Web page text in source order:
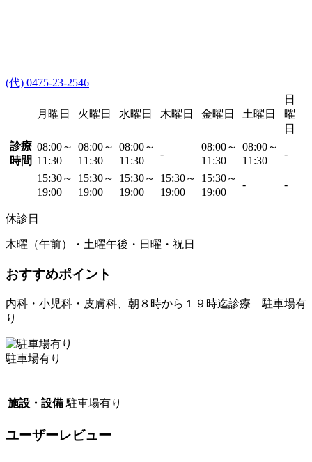
(代) 0475-23-2546
月曜日 火曜日 水曜日 木曜日 金曜日 土曜日
日
曜
日
診療
時間
08:00～
11:30
08:00～
11:30
08:00～
11:30
-
08:00～
11:30
08:00～
11:30
-
15:30～
19:00
15:30～
19:00
15:30～
19:00
15:30～
19:00
15:30～
19:00
- -
休診日
木曜（午前）・土曜午後・日曜・祝日
おすすめポイント
内科・小児科・皮膚科、朝８時から１９時迄診療 駐車場有
り
駐車場有り
施設・設備 駐車場有り
ユーザーレビュー